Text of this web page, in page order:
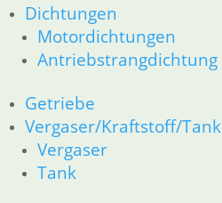
Dichtungen
Motordichtungen
Antriebstrangdichtung
Getriebe
Vergaser/Kraftstoff/Tank
Vergaser
Tank